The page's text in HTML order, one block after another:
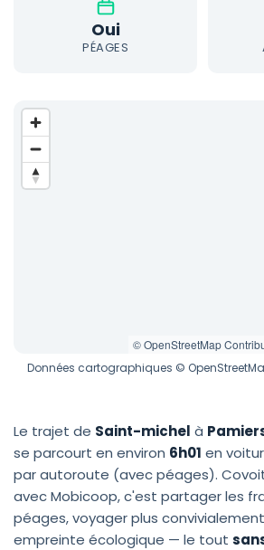
Oui
PÉAGES
© OpenStreetMap
Données cartographiques ©
Le trajet de Saint-michel à
se parcourt en environ 6h01 en
par autoroute (avec péages).
avec Mobicoop, c'est partager les
péages, voyager plus
empreinte écologique — le tout